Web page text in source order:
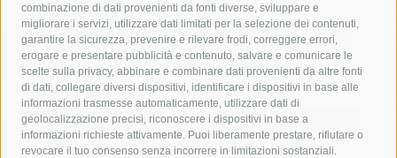
combinazione di dati provenienti da fonti diverse, sviluppare e
migliorare i servizi, utilizzare dati limitati per la selezione dei contenuti,
garantire la sicurezza, prevenire e rilevare frodi, correggere errori,
erogare e presentare pubblicità e contenuto, salvare e comunicare le
scelte sulla privacy, abbinare e combinare dati provenienti da altre fonti
di dati, collegare diversi dispositivi, identificare i dispositivi in base alle
informazioni trasmesse automaticamente, utilizzare dati di
geolocalizzazione precisi, riconoscere i dispositivi in base a
informazioni richieste attivamente. Puoi liberamente prestare, rifiutare o
revocare il tuo consenso senza incorrere in limitazioni sostanziali.
costiera amalfitana
covid-19 eav
elezioni
fondazione sorrento
gori guardia costiera
incidente
lavori
lorenzo balducelli mare
massa lubrense
massimo coppola
Meta napoli
ordinanza
penisola sorrentina
piano di sorrento
polizia municipale
protezione civile
Regione Campania
sant'agnello